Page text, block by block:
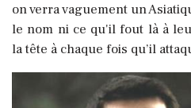
on verra vaguement un
le nom ni ce qu'il fout là à
la tête à chaque fois qu’il